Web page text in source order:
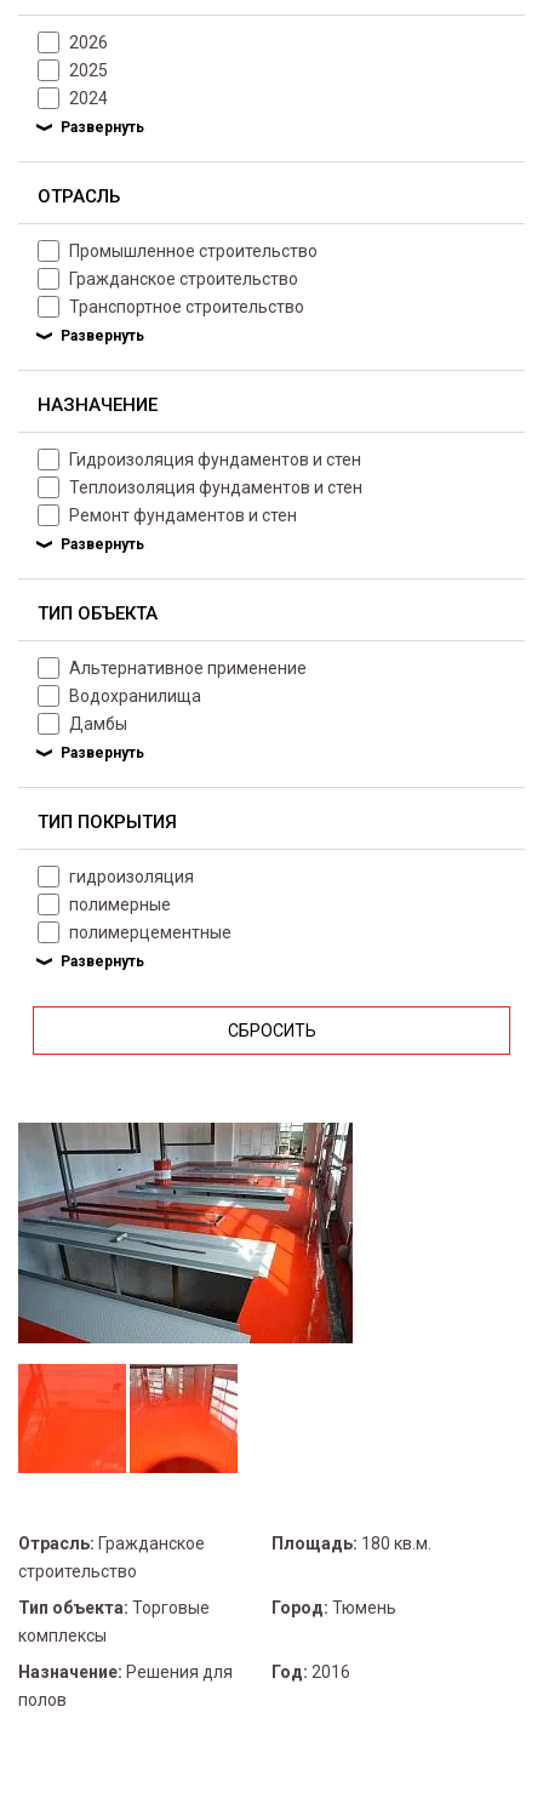
2026
2025
2024
ОТРАСЛЬ
Промышленное строительство
Гражданское строительство
Транспортное строительство
НАЗНАЧЕНИЕ
Гидроизоляция фундаментов и стен
Теплоизоляция фундаментов и стен
Ремонт фундаментов и стен
ТИП ОБЪЕКТА
Альтернативное применение
Водохранилища
Дамбы
ТИП ПОКРЫТИЯ
гидроизоляция
полимерные
полимерцементные
СБРОСИТЬ
Отрасль: Гражданское
строительство
Площадь: 180 кв.м.
Тип объекта: Торговые
комплексы
Город: Тюмень
Назначение: Решения для
полов
Год: 2016